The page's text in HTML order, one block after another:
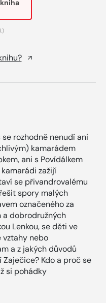
rozhodně nenudí ani
kamarádem
ani s Povídálkem
zažijí
se přivandrovalému
spory malých
označeného za
a dobrodružných
Lenkou, se děti ve
vztahy nebo
a z jakých důvodů
Kdo a proč se
si pohádky